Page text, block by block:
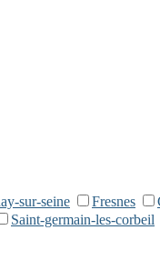
sur-seine Fresnes
Saint-germain-les-corbeil